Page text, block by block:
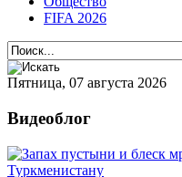
FIFA 2026
Пятница, 07 августа 2026
Видеоблог